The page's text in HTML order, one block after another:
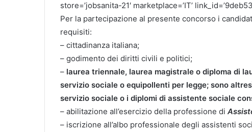
store=’jobsanita-21′ marketplace=’IT’
Per la partecipazione al presente concorso i
requisiti:
– cittadinanza italiana;
– godimento dei diritti civili e politici;
– laurea triennale, laurea magistrale o diploma di
servizio sociale o equipollenti per legge; sono
servizio sociale o i diplomi di assistente sociale
– abilitazione all’esercizio della professione di
– iscrizione all’albo professionale degli assistenti